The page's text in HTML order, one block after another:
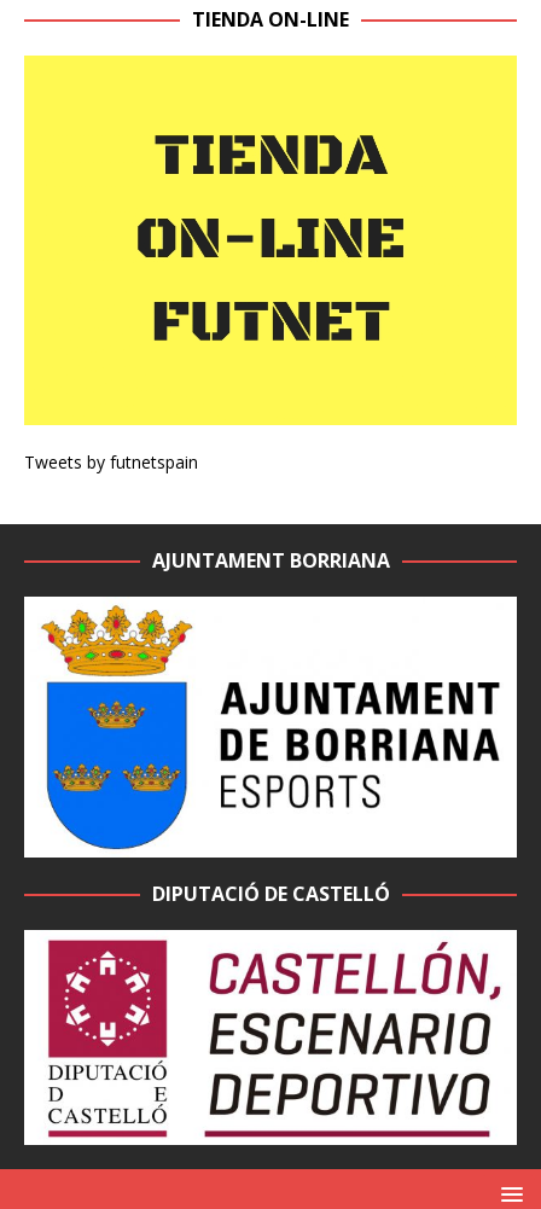
TIENDA ON-LINE
Tweets by futnetspain
AJUNTAMENT BORRIANA
DIPUTACIÓ DE CASTELLÓ